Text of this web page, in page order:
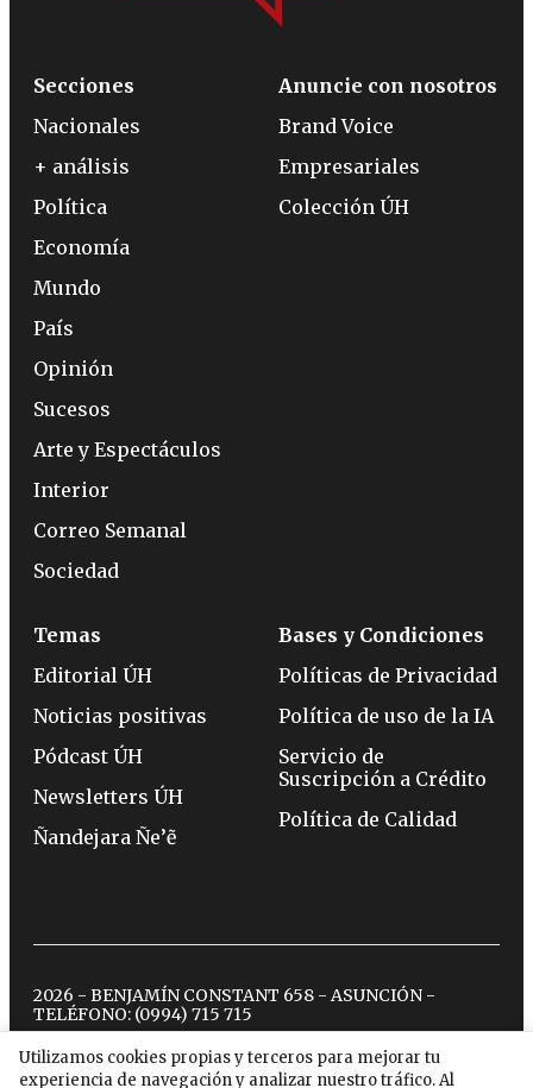
Utilizamos cookies propias y terceros para mejorar tu
experiencia de navegación y analizar nuestro tráfico. Al
Secciones
Nacionales
+ análisis
Política
Economía
Mundo
País
Opinión
Sucesos
Arte y Espectáculos
Interior
Correo Semanal
Sociedad
Anuncie con nosotros
Brand Voice
Empresariales
Colección ÚH
Temas
Editorial ÚH
Noticias positivas
Pódcast ÚH
Newsletters ÚH
Ñandejara Ñe’ẽ
Bases y Condiciones
Políticas de Privacidad
Política de uso de la IA
Servicio de
Suscripción a Crédito
Política de Calidad
2026 - BENJAMÍN CONSTANT 658 - ASUNCIÓN -
TELÉFONO: (0994) 715 715